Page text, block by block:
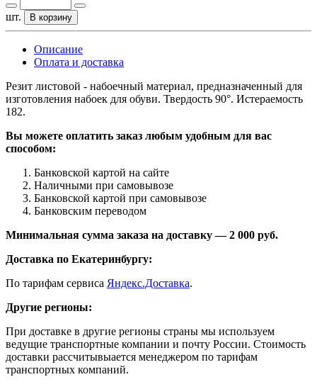
шт. В корзину
Описание
Оплата и доставка
Резит листовой - набоечный материал, предназначенный для
изготовления набоек для обуви. Твердость 90°. Истераемость
182.
Вы можете оплатить заказ любым удобным для вас
способом:
Банковской картой на сайте
Наличными при самовывозе
Банковской картой при самовывозе
Банковским переводом
Минимальная сумма заказа на доставку — 2 000 руб.
Доставка по Екатеринбургу:
По тарифам сервиса Яндекс.Доставка.
Другие регионы:
При доставке в другие регионы страны мы используем
ведущие транспортные компании и почту России. Стоимость
доставки рассчитывыается менеджером по тарифам
транспортных компаний.